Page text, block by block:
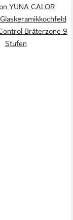
YUNA CALOR
Bräterzone 9
Stufen